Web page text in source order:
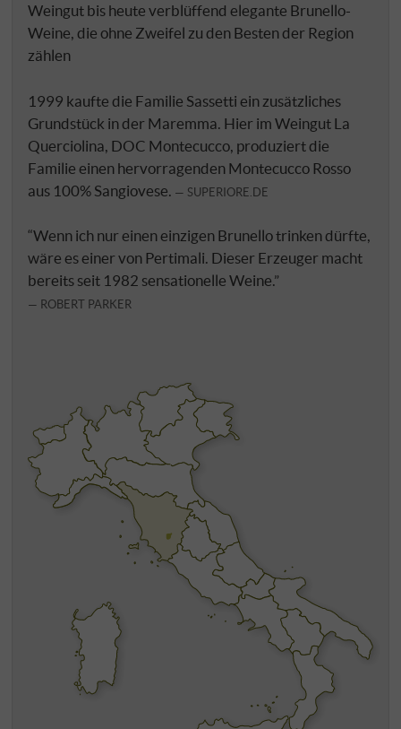
Weingut bis heute verblüffend elegante Brunello-
Weine, die ohne Zweifel zu den Besten der Region
zählen
1999 kaufte die Familie Sassetti ein zusätzliches
Grundstück in der Maremma. Hier im Weingut La
Querciolina, DOC Montecucco, produziert die
Familie einen hervorragenden Montecucco Rosso
aus 100% Sangiovese.
SUPERIORE.DE
“Wenn ich nur einen einzigen Brunello trinken dürfte,
wäre es einer von Pertimali. Dieser Erzeuger macht
bereits seit 1982 sensationelle Weine.”
ROBERT PARKER